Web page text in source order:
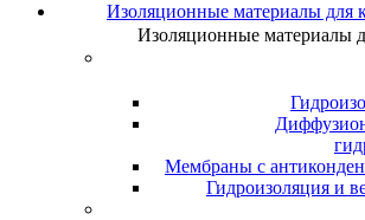
Изоляционные материалы для
Изоляционные материалы
Мембраны с
Гидроизоляция и